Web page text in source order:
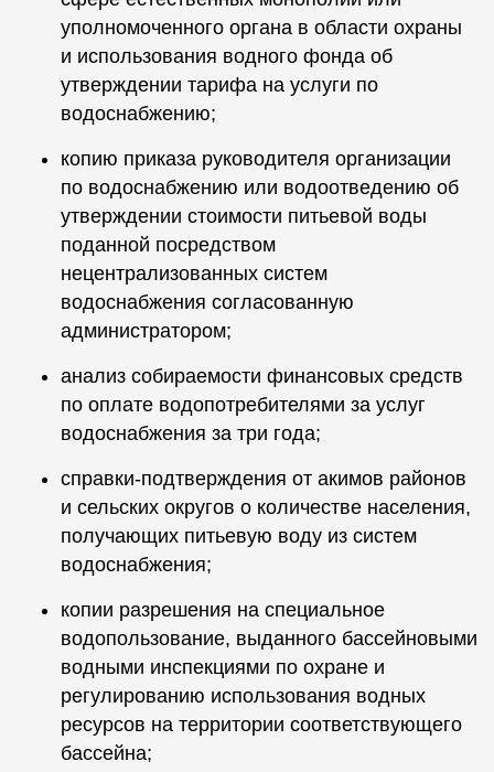
уполномоченного органа в области охраны
и использования водного фонда об
утверждении тарифа на услуги по
водоснабжению;
копию приказа руководителя организации
по водоснабжению или водоотведению об
утверждении стоимости питьевой воды
поданной посредством
нецентрализованных систем
водоснабжения согласованную
администратором;
анализ собираемости финансовых средств
по оплате водопотребителями за услуг
водоснабжения за три года;
справки-подтверждения от акимов районов
и сельских округов о количестве населения,
получающих питьевую воду из систем
водоснабжения;
копии разрешения на специальное
водопользование, выданного бассейновыми
водными инспекциями по охране и
регулированию использования водных
ресурсов на территории соответствующего
бассейна;